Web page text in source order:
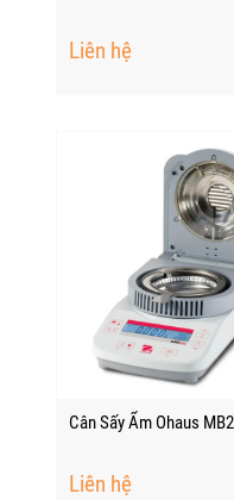
Liên hệ
Cân Sấy Ẩm Ohaus
Liên hệ